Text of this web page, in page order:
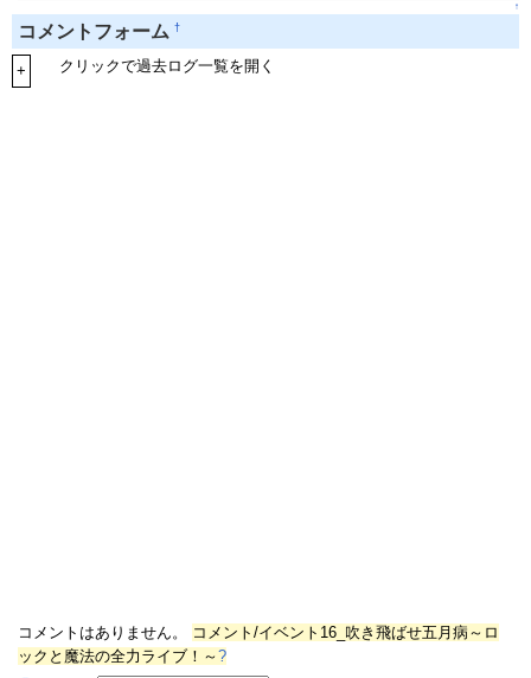
↑
コメントフォーム †
+ クリックで過去ログ一覧を開く
コメントはありません。
コメント/イベント16_吹き飛ばせ五月病～ロ
ックと魔法の全力ライブ！～?